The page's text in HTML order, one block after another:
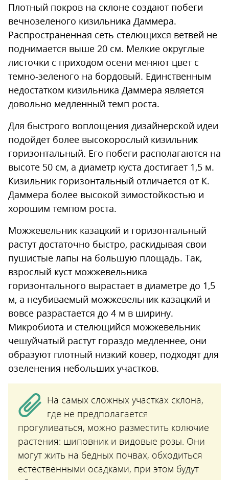
Плотный покров на склоне создают побеги
вечнозеленого кизильника Даммера.
Распространенная сеть стелющихся ветвей не
поднимается выше 20 см. Мелкие округлые
листочки с приходом осени меняют цвет с
темно-зеленого на бордовый. Единственным
недостатком кизильника Даммера является
довольно медленный темп роста.
Для быстрого воплощения дизайнерской идеи
подойдет более высокорослый кизильник
горизонтальный. Его побеги располагаются на
высоте 50 см, а диаметр куста достигает 1,5 м.
Кизильник горизонтальный отличается от К.
Даммера более высокой зимостойкостью и
хорошим темпом роста.
Можжевельник казацкий и горизонтальный
растут достаточно быстро, раскидывая свои
пушистые лапы на большую площадь. Так,
взрослый куст можжевельника
горизонтального вырастает в диаметре до 1,5
м, а неубиваемый можжевельник казацкий и
вовсе разрастается до 4 м в ширину.
Микробиота и стелющийся можжевельник
чешуйчатый растут гораздо медленнее, они
образуют плотный низкий ковер, подходят для
озеленения небольших участков.
На самых сложных участках склона,
где не предполагается
прогуливаться, можно разместить колючие
растения: шиповник и видовые розы. Они
могут жить на бедных почвах, обходиться
естественными осадками, при этом будут